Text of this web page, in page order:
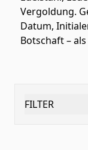
Vergoldung.
Datum,
Botschaft –
FILTER